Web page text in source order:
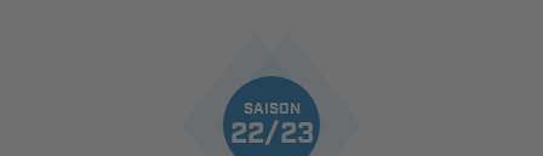
SAISON
22/23